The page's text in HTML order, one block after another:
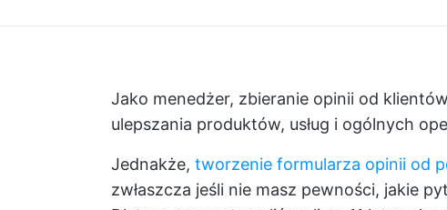
Jako menedżer, zbieranie opinii od
ulepszania produktów, usług i ogólnych
Jednakże, tworzenie formularza opinii od
zwłaszcza jeśli nie masz pewności, jakie